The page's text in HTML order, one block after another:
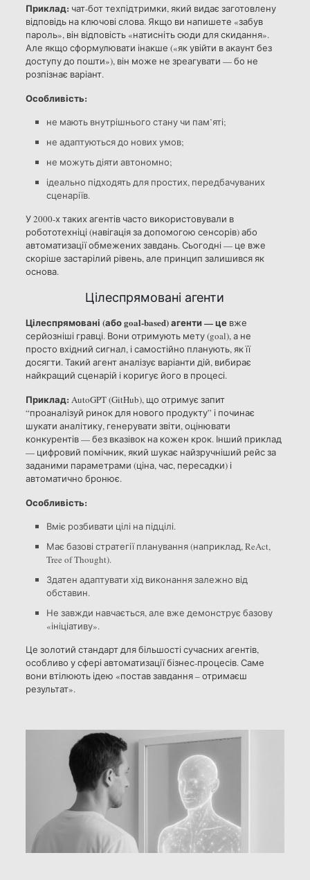
Приклад: чат-бот техпідтримки, який видає заготовлену
відповідь на ключові слова. Якщо ви напишете «забув
пароль», він відповість «натисніть сюди для скидання».
Але якщо сформулювати інакше («як увійти в акаунт без
доступу до пошти»), він може не зреагувати — бо не
розпізнає варіант.
Особливість:
не мають внутрішнього стану чи пам’яті;
не адаптуються до нових умов;
не можуть діяти автономно;
ідеально підходять для простих, передбачуваних
сценаріїв.
У 2000-х таких агентів часто використовували в
робототехніці (навігація за допомогою сенсорів) або
автоматизації обмежених завдань. Сьогодні — це вже
скоріше застарілий рівень, але принцип залишився як
основа.
Цілеспрямовані агенти
Цілеспрямовані (або goal-based) агенти — цевже
серйозніші гравці. Вони отримують мету (goal), а не
просто вхідний сигнал, і самостійно планують, як її
досягти. Такий агент аналізує варіанти дій, вибирає
найкращий сценарій і коригує його в процесі.
Приклад: AutoGPT (GitHub), що отримує запит
“проаналізуй ринок для нового продукту” і починає
шукати аналітику, генерувати звіти, оцінювати
конкурентів — без вказівок на кожен крок. Інший приклад
— цифровий помічник, який шукає найзручніший рейс за
заданими параметрами (ціна, час, пересадки) і
автоматично бронює.
Особливість:
Вміє розбивати цілі на підцілі.
Має базові стратегії планування (наприклад, ReAct,
Tree of Thought).
Здатен адаптувати хід виконання залежно від
обставин.
Не завжди навчається, але вже демонструє базову
«ініціативу».
Це золотий стандарт для більшості сучасних агентів,
особливо у сфері автоматизації бізнес-процесів. Саме
вони втілюють ідею «постав завдання – отримаєш
результат».